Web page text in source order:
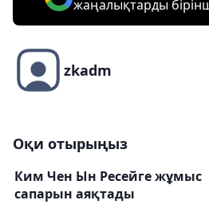
жаңалықтарды
zkadm
Оқи отырыңыз
Ким Чен Ын Ресейге жұмыс
сапарын аяқтады